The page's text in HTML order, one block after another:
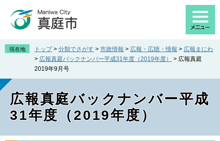
先
す
。
を
し
て
現在地 トップ > 分類でさがす > 市政情報 > 広報・広聴・情報 > 広報まにわ
> 広報真庭バックナンバー平成31年度（2019年度） > 広報真庭
2019年9月号
広報真庭バックナンバー平成
31年度（2019年度）